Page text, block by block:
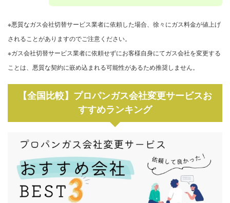
※悪質なガス会社切替サービス業者に依頼した場合、徐々にガス料金が値上げ
されることがありますのでご注意ください。
※ガス会社切替サービス業者に依頼せずにお客様自身にてガス会社を変更する
ことは、悪質な契約に嵌め込まれる可能性があるため推奨しません。
【全国比較】プロパンガス会社変更サービスお
すすめランキング